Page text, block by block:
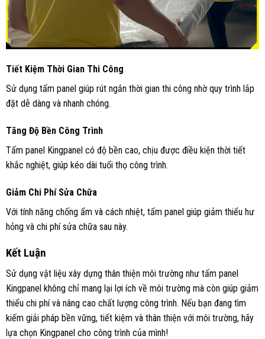
Tiết Kiệm Thời Gian Thi Công
Sử dụng tấm panel giúp rút ngắn thời gian thi công nhờ quy trình lắp
đặt dễ dàng và nhanh chóng.
Tăng Độ Bền Công Trình
Tấm panel Kingpanel có độ bền cao, chịu được điều kiện thời tiết
khắc nghiệt, giúp kéo dài tuổi thọ công trình.
Giảm Chi Phí Sửa Chữa
Với tính năng chống ẩm và cách nhiệt, tấm panel giúp giảm thiểu hư
hỏng và chi phí sửa chữa sau này.
Kết Luận
Sử dụng vật liệu xây dựng thân thiện môi trường như tấm panel
Kingpanel không chỉ mang lại lợi ích về môi trường mà còn giúp giảm
thiểu chi phí và nâng cao chất lượng công trình. Nếu bạn đang tìm
kiếm giải pháp bền vững, tiết kiệm và thân thiện với môi trường, hãy
lựa chọn Kingpanel cho công trình của mình!